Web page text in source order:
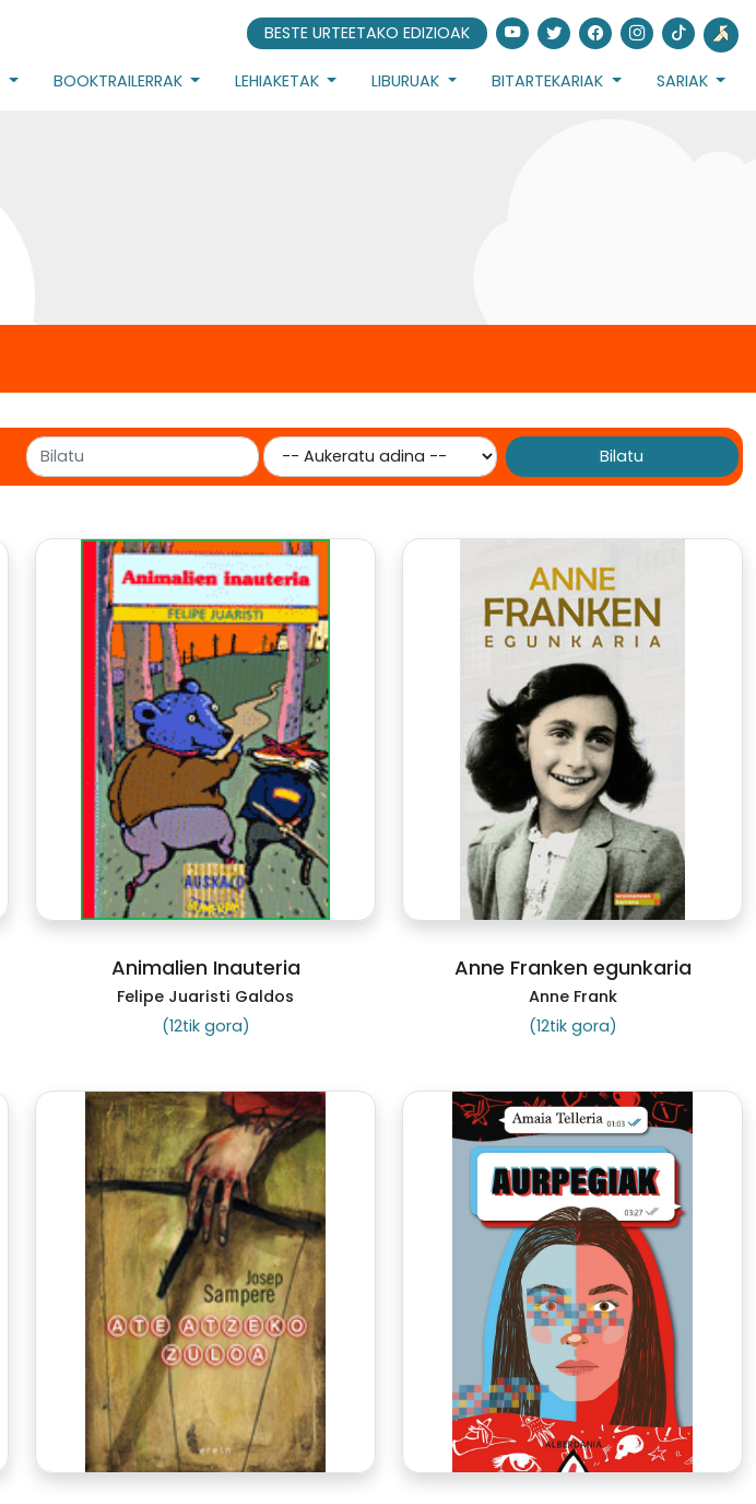
BESTE URTEETAKO EDIZIOAK
BOOKTRAILERRAK LEHIAKETAK LIBURUAK BITARTEKARIAK SARIAK
Bilatu
Animalien Inauteria
Felipe Juaristi Galdos
(12tik gora)
Anne Franken egunkaria
Anne Frank
(12tik gora)